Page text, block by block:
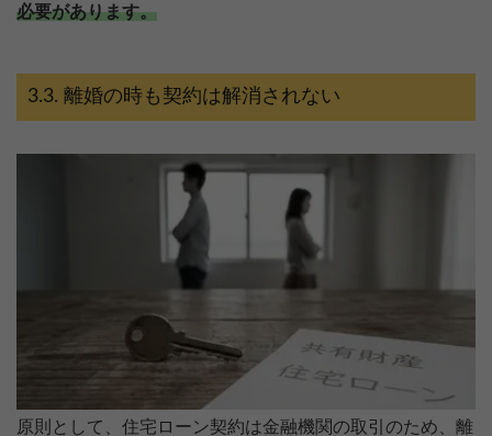
必要があります。
離婚の時も契約は解消されない
原則として、住宅ローン契約は金融機関の取引のため、離